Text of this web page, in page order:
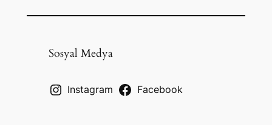
a
Sosyal Medya
Instagram Facebook